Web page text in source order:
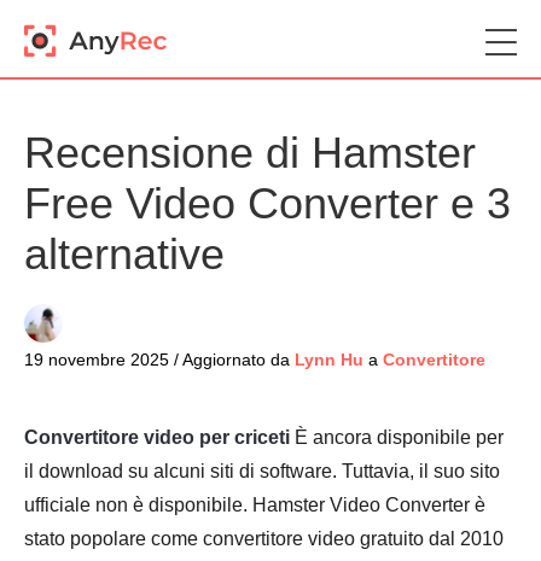
Recensione di Hamster
Free Video Converter e 3
alternative
19 novembre 2025 / Aggiornato da Lynn Hu a Convertitore
Convertitore video per criceti È ancora disponibile per
il download su alcuni siti di software. Tuttavia, il suo sito
ufficiale non è disponibile. Hamster Video Converter è
stato popolare come convertitore video gratuito dal 2010